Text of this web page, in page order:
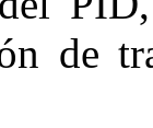
de